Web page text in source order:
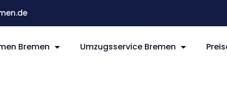
Bremen Umzugsservice Bremen